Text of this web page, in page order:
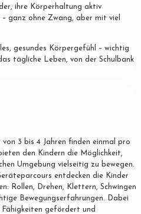
ihre Körperhaltung aktiv
ganz ohne Zwang, aber mit viel
gesundes Körpergefühl – wichtig
tägliche Leben, von der Schulbank
3 bis 4 Jahren finden einmal pro
den Kindern die Möglichkeit,
Umgebung vielseitig zu bewegen.
entdecken die Kinder
Rollen, Drehen, Klettern, Schwingen
Bewegungserfahrungen. Dabei
gefördert und